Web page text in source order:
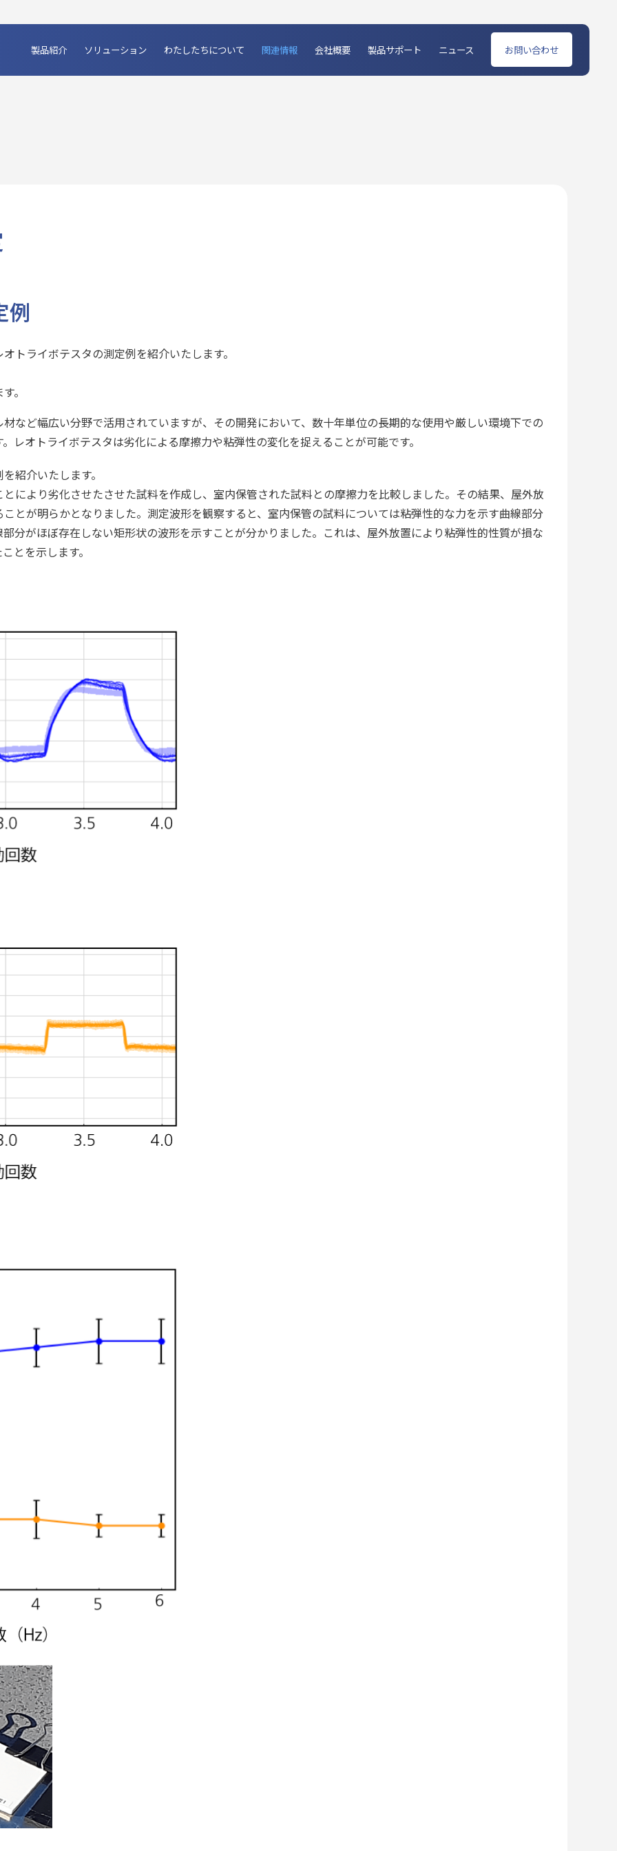
製品紹介 ソリューション わたしたちについて 関連情報 会社概要 製品サポート ニュース お問い合わせ
例
トライボテスタの測定例を紹介いたします。
。
など幅広い分野で活用されていますが、その開発において、数十年単位の長期的な使用や厳しい環境下での
レオトライボテスタは劣化による摩擦力や粘弾性の変化を捉えることが可能です。
紹介いたします。
により劣化させたさせた試料を作成し、室内保管された試料との摩擦力を比較しました。その結果、屋外放
とが明らかとなりました。測定波形を観察すると、室内保管の試料については粘弾性的な力を示す曲線部分
分がほぼ存在しない矩形状の波形を示すことが分かりました。これは、屋外放置により粘弾性的性質が損な
とを示します。